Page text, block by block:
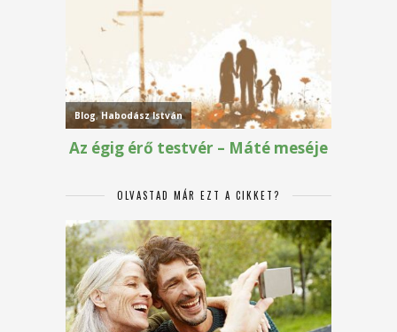
OLVASTAD MÁR EZT A CIKKET?